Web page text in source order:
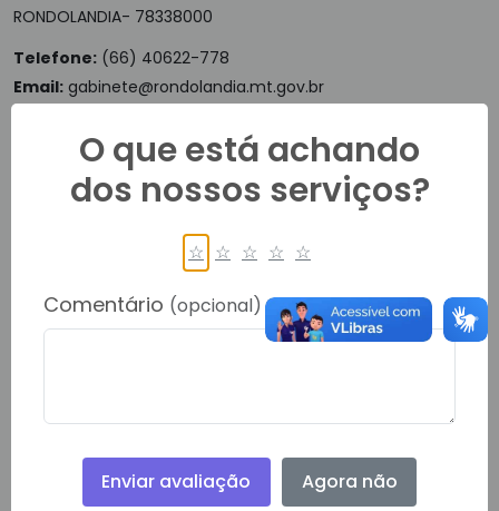
RONDOLANDIA- 78338000
Telefone: (66) 40622-778
Email: gabinete@rondolandia.mt.gov.br
Navegação
Ouvidoria
Guias e Manuais
O que está achando
dos nossos serviços?
☆ ☆ ☆ ☆ ☆
Comentário (opcional)
Enviar avaliação Agora não